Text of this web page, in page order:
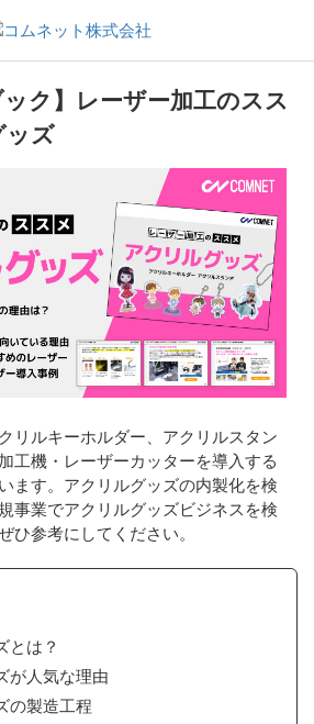
ック】レーザー加工のスス
ッズ
リルキーホルダー、アクリルスタン
工機・レーザーカッターを導入する
ます。アクリルグッズの内製化を検
事業でアクリルグッズビジネスを検
ひ参考にしてください。
とは？
が人気な理由
の製造工程